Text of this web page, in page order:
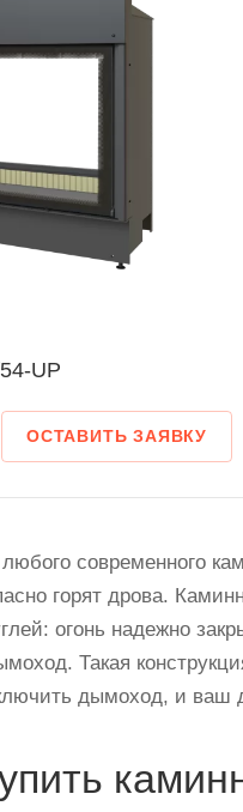
UP
ОСТАВИТЬ ЗАЯВКУ
современного
горят дрова.
огонь надежно
Такая
дымоход, и ваш